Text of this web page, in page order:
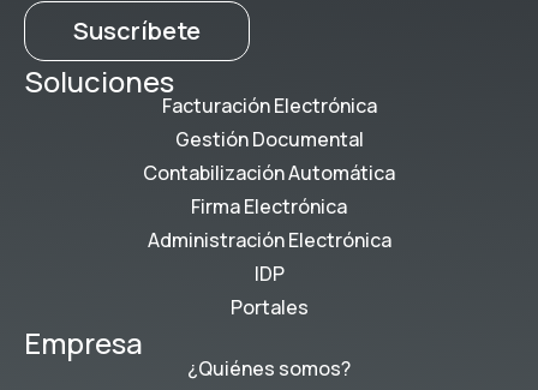
Suscríbete
Soluciones
Facturación Electrónica
Gestión Documental
Contabilización Automática
Firma Electrónica
Administración Electrónica
IDP
Portales
Empresa
¿Quiénes somos?